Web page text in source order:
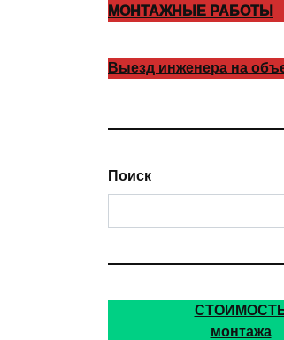
МОНТАЖНЫЕ РАБОТЫ
Выезд инженера на
Поиск
монтажа